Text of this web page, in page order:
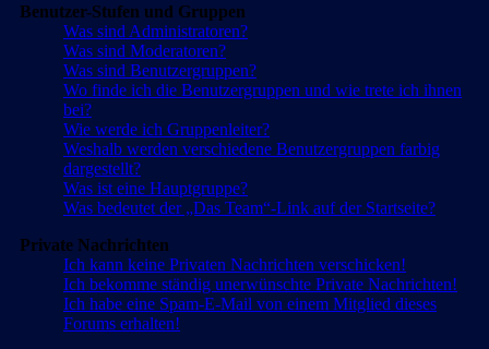
Benutzer-Stufen und Gruppen
Was sind Administratoren?
Was sind Moderatoren?
Was sind Benutzergruppen?
Wo finde ich die Benutzergruppen und wie trete ich ihnen
bei?
Wie werde ich Gruppenleiter?
Weshalb werden verschiedene Benutzergruppen farbig
dargestellt?
Was ist eine Hauptgruppe?
Was bedeutet der „Das Team“-Link auf der Startseite?
Private Nachrichten
Ich kann keine Privaten Nachrichten verschicken!
Ich bekomme ständig unerwünschte Private Nachrichten!
Ich habe eine Spam-E-Mail von einem Mitglied dieses
Forums erhalten!